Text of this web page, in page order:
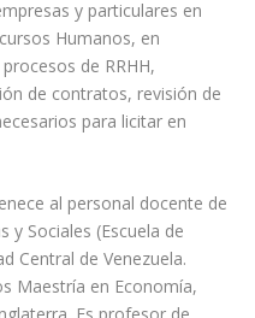
y particulares en
Humanos, en
de RRHH,
de contratos, revisión de
para licitar en
al personal docente de
y Sociales (Escuela de
Central de Venezuela.
Maestría en Economía,